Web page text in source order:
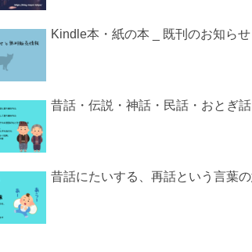
Kindle本・紙の本 _ 既刊のお知ら
昔話・伝説・神話・民話・おとぎ
昔話にたいする、再話という言葉